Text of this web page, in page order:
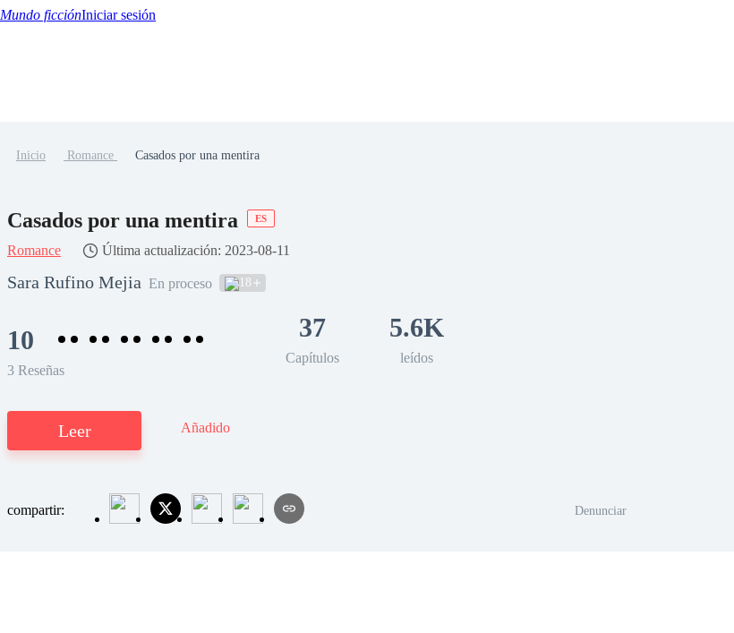
Mundo ficciónIniciar sesión
Inicio Romance Casados por una mentira
Casados por una mentira ES
Romance Última actualización: 2023-08-11
Sara Rufino Mejia En proceso 18
10
3 Reseñas
37
Capítulos
5.6K
leídos
Leer Añadido
compartir: Denunciar